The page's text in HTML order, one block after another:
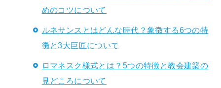
めのコツについて
ルネサンスとはどんな時代？象徴する6つの特
徴と3大巨匠について
ロマネスク様式とは？5つの特徴と教会建築の
見どころについて